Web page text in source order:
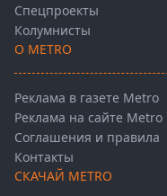
Спецпроекты
Колумнисты
О METRO
Реклама в газете Metro
Реклама на сайте Metro
Соглашения и правила
Контакты
СКАЧАЙ METRO